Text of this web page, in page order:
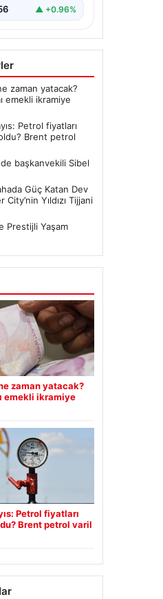
▲ +0.96%
zaman yatacak?
emekli ikramiye
Petrol fiyatları
Brent petrol
başkanvekili Sibel
Güç Katan Dev
Yıldızı Tijjani
Prestijli Yaşam
zaman yatacak?
emekli ikramiye
Petrol fiyatları
Brent petrol varil